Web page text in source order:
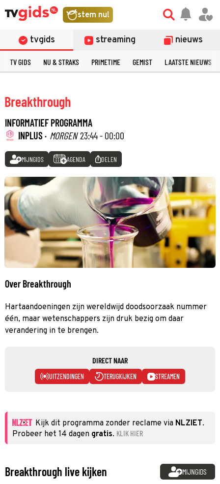
stem nu!
tvgids streaming nieuws
TV GIDS NU & STRAKS PRIMETIME GEMIST LAATSTE NIEUWS
Breakthrough
INFORMATIEF PROGRAMMA
INPLUS · MORGEN 23:44 - 00:00
MIJNGIDS AGENDA DELEN
©
Over Breakthrough
Hartaandoeningen zijn wereldwijd doodsoorzaak nummer
één, maar wetenschappers zijn druk bezig om daar
verandering in te brengen.
DIRECT NAAR
UITZENDINGEN TERUGKIJKEN STREAMEN
Kijk dit programma zonder reclame via NLZIET.
Probeer het 14 dagen gratis. KLIK HIER
Breakthrough live kijken MIJNGIDS